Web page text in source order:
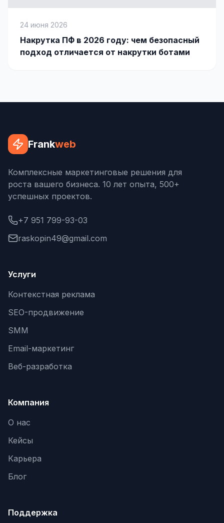
24 июня 2026
Накрутка ПФ в 2026 году: чем безопасный
подход отличается от накрутки ботами
Frankweb
Комплексные маркетинговые решения для
роста вашего бизнеса. 10 лет опыта, 500+
успешных проектов.
+7 951 799-93-03
raskopin49@gmail.com
Услуги
Контекстная реклама
SEO-продвижение
SMM
Email-маркетинг
Веб-разработка
Компания
О нас
Кейсы
Карьера
Блог
Поддержка